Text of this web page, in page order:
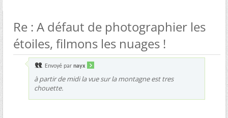
Re : A défaut de photographier les
étoiles, filmons les nuages !
Envoyé par nayx
à partir de midi la vue sur la montagne est tres
chouette.